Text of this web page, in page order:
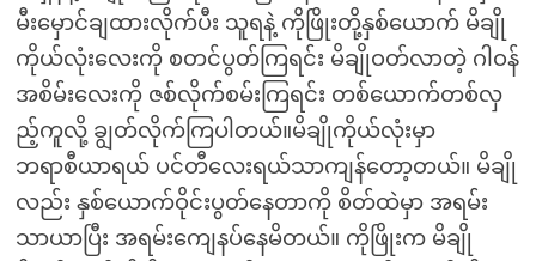
မီးမှောင်ချထားလိုက်ပီး သူရနဲ့ ကိုဖြိုးတို့နှစ်ယောက် မိချို
ကိုယ်လုံးလေးကို စတင်ပွတ်ကြရင်း မိချိုဝတ်လာတဲ့ ဂါဝန်
အစိမ်းလေးကို ဇစ်လိုက်စမ်းကြရင်း တစ်ယောက်တစ်လှ
ည့်ကူလို့ ချွတ်လိုက်ကြပါတယ်။မိချိုကိုယ်လုံးမှာ
ဘရာစီယာရယ် ပင်တီလေးရယ်သာကျန်တော့တယ်။ မိချို
လည်း နှစ်ယောက်ဝိုင်းပွတ်နေတာကို စိတ်ထဲမှာ အရမ်း
သာယာပြီး အရမ်းကျေနပ်နေမိတယ်။ ကိုဖြိုးက မိချို